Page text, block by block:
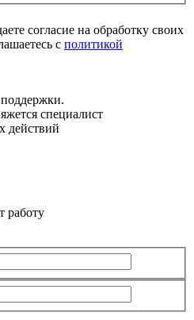
согласие на обработку своих
с политикой
специалист
действий
работу